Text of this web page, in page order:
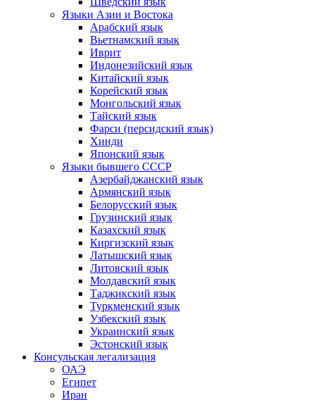
Языки Азии и Востока
Арабский язык
Вьетнамский язык
Иврит
Индонезийский язык
Китайский язык
Корейский язык
Монгольский язык
Тайский язык
Фарси (персидский язык)
Хинди
Японский язык
Языки бывшего СССР
Азербайджанский язык
Армянский язык
Белорусский язык
Грузинский язык
Казахский язык
Киргизский язык
Латышский язык
Литовский язык
Молдавский язык
Таджикский язык
Туркменский язык
Узбекский язык
Украинский язык
Эстонский язык
Консульская легализация
ОАЭ
Египет
Иран